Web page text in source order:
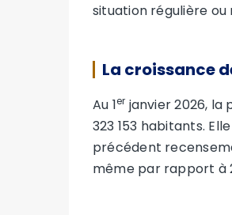
situation régulière
La croissance
Au 1er janvier 2026,
323 153 habitants.
précédent
même par rapport à